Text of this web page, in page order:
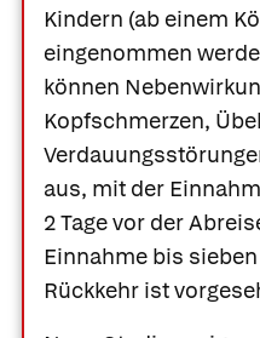
Kindern (ab einem
eingenommen
können
Kopfschmerzen,
aus, mit der
2 Tage vor der
Einnahme bis
Rückkehr ist